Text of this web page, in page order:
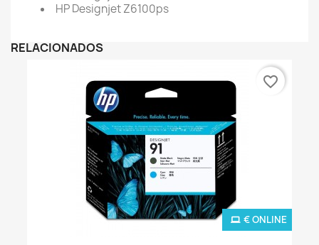
HP Designjet Z6100ps
RELACIONADOS
€ ONLINE
favorite_border